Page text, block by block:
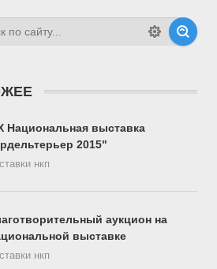
Национальная выставка
2015"
нкп
аукцион на
выставке
нкп